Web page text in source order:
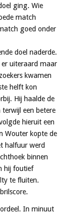
ging. Wie
match
goed onder
doel naderde.
er uiteraard maar
kwamen
helft kon
Hij haalde de
een betere
hieruit een
Wouter kopte de
halfuur werd
binnen
hij foutief
te fluiten.
In minuut